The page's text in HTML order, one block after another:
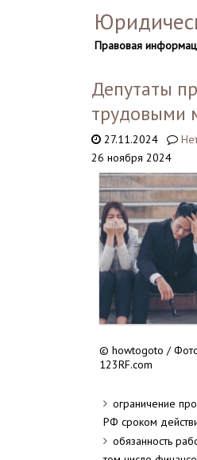
Правовая
Депутаты
трудовыми
27.11.2024
26 ноября 2024
© howtogoto /
123RF.com
ограничение
РФ сроком
обязанность